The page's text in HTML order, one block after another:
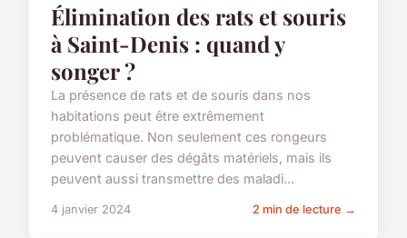
Élimination des rats et souris
à Saint-Denis : quand y
songer ?
La présence de rats et de souris dans nos
habitations peut être extrêmement
problématique. Non seulement ces rongeurs
peuvent causer des dégâts matériels, mais ils
peuvent aussi transmettre des maladi...
4 janvier 2024 2 min de lecture →